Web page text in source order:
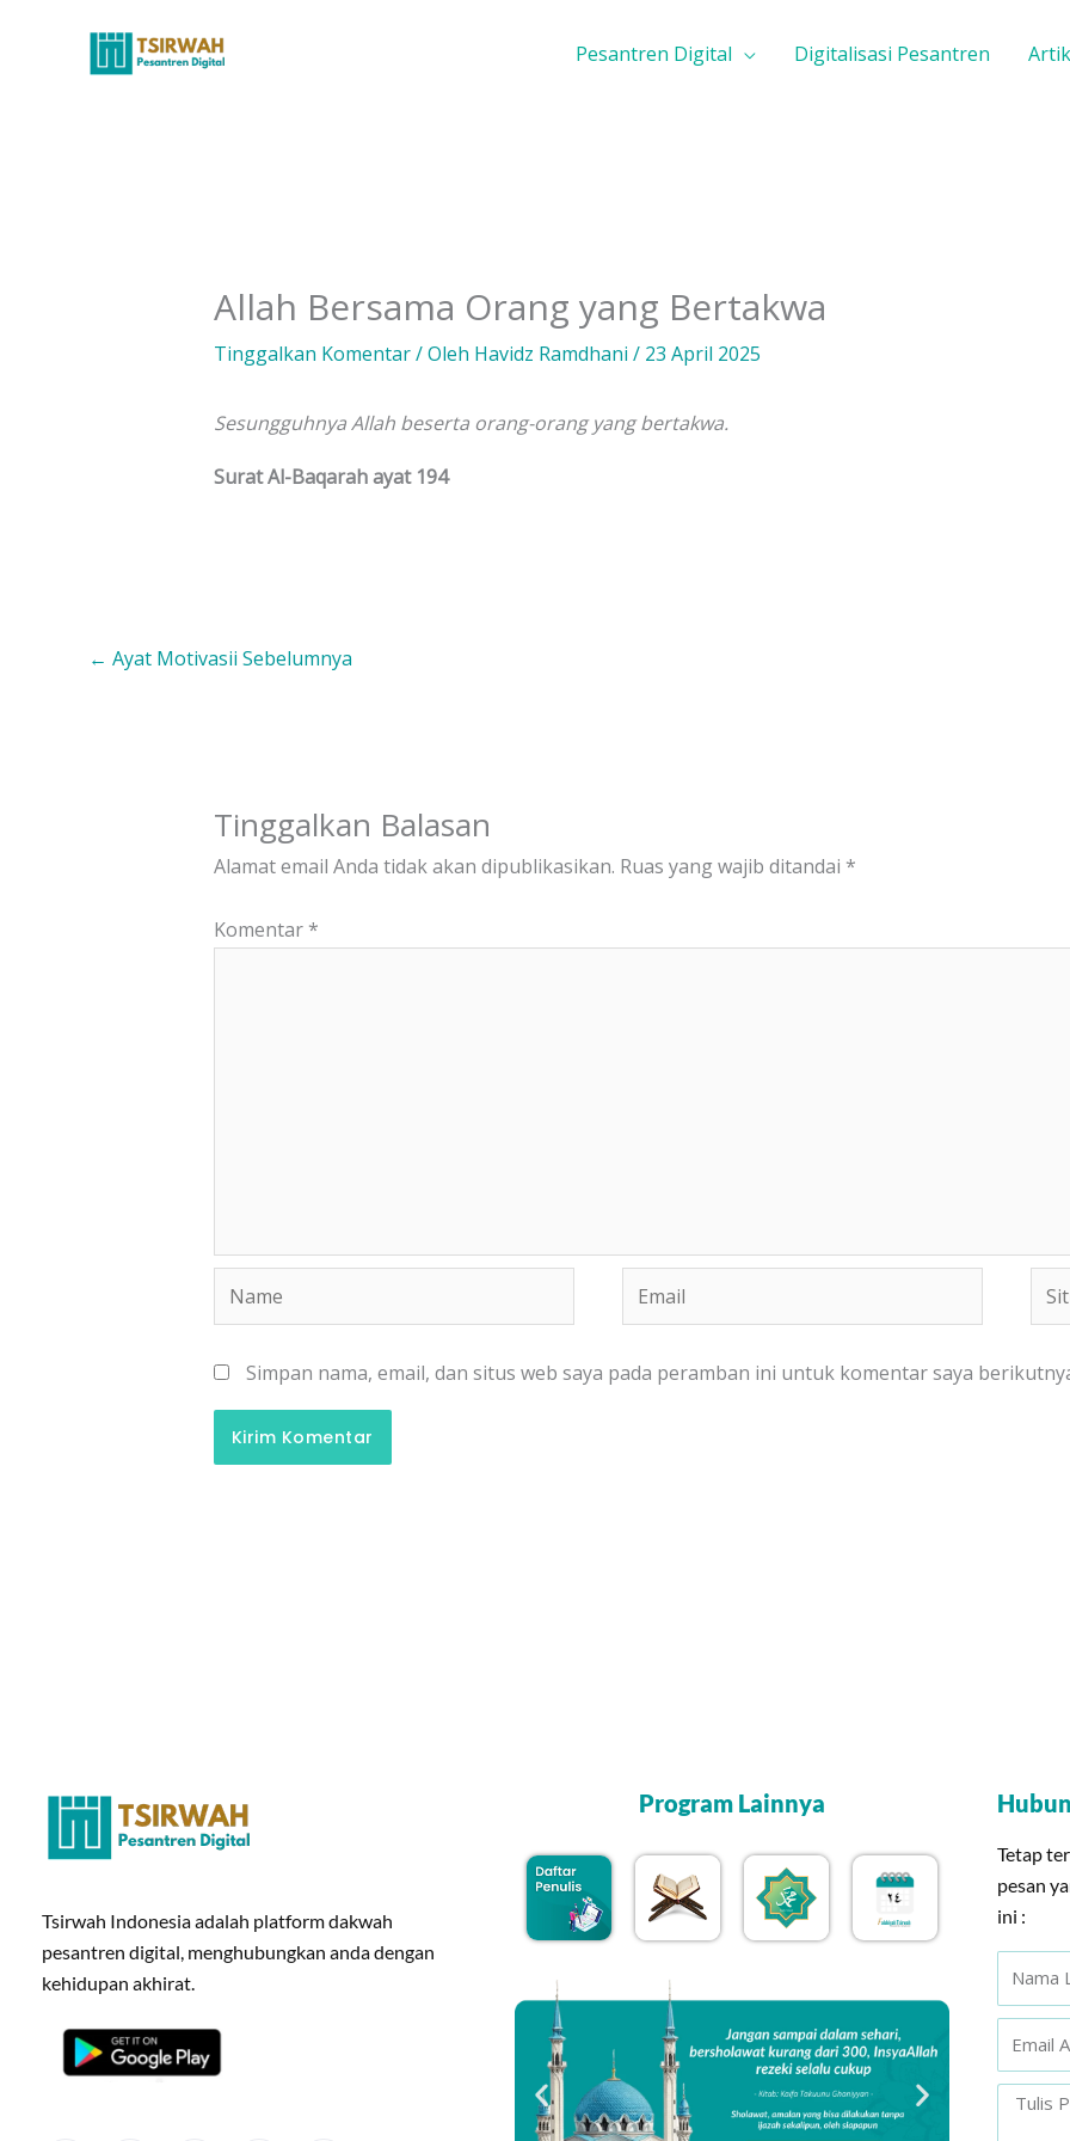
Pesantren Digital Digitalisasi Pesantren
Allah Bersama Orang yang Bertakwa
Tinggalkan Komentar/ Oleh Havidz Ramdhani / 23 April 2025
Sesungguhnya Allah beserta orang-orang yang bertakwa.
Surat Al-Baqarah ayat 194
← Ayat Motivasii Sebelumnya
Tinggalkan Balasan
Alamat email Anda tidak akan dipublikasikan. Ruas yang wajib ditandai *
Komentar *
Name Email
Situs
Web
Simpan nama, email, dan situs web saya pada peramban ini untuk komentar saya
Tsirwah Indonesia adalah platform dakwah
pesantren digital, menghubungkan anda dengan
kehidupan akhirat.
Program Lainnya
Tetap
pesan
ini :
Name
Email